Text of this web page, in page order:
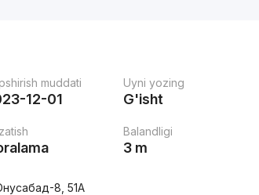
muddati
12-01
Uyni yozing
G'isht
Balandligi
3 m
8, 51А